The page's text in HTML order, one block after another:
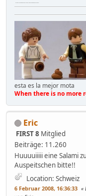
esta es la mejor mota
When there is no more
Eric
FIRST 8 Mitglied
Beiträge: 11.260
Huuuuiiiii eine Salami
Auspeitschen bitte!!
Location: Schweiz
6 Februar 2008, 16:36:33